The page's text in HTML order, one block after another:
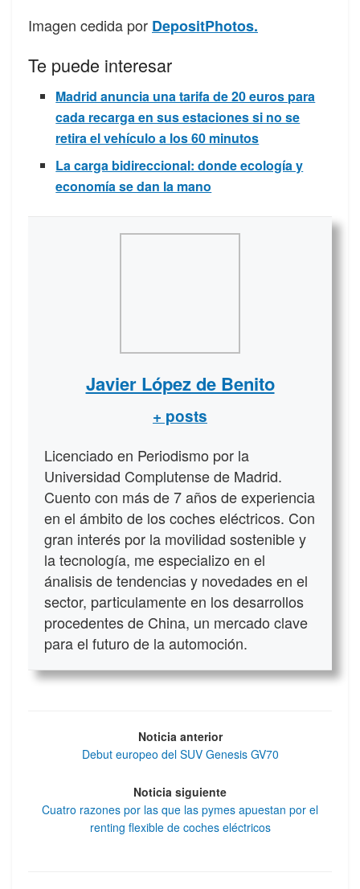
Imagen cedida por DepositPhotos.
Te puede interesar
Madrid anuncia una tarifa de 20 euros para
cada recarga en sus estaciones si no se
retira el vehículo a los 60 minutos
La carga bidireccional: donde ecología y
economía se dan la mano
Javier López de Benito
+ posts
Licenciado en Periodismo por la
Universidad Complutense de Madrid.
Cuento con más de 7 años de experiencia
en el ámbito de los coches eléctricos. Con
gran interés por la movilidad sostenible y
la tecnología, me especializo en el
ánalisis de tendencias y novedades en el
sector, particulamente en los desarrollos
procedentes de China, un mercado clave
para el futuro de la automoción.
Noticia anterior
Debut europeo del SUV Genesis GV70
Noticia siguiente
Cuatro razones por las que las pymes apuestan por el
renting flexible de coches eléctricos